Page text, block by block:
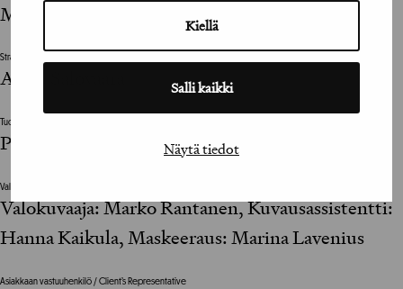
Kiellä
Salli kaikki
Näytä tiedot
Marko Salonen
Strategiajohtaja / Strategy Manager
Arttu Salovaara
Tuottaja / Producer
Piia Suhonen
Valokuvat / Photographs
Valokuvaaja: Marko Rantanen, Kuvausassistentti:
Hanna Kaikula, Maskeeraus: Marina Lavenius
Asiakkaan vastuuhenkilö / Client’s Representative